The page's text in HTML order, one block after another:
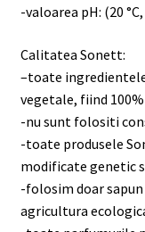
-valoarea pH: (20
Calitatea Sonett:
–toate
vegetale, fiind
-nu sunt folositi
-toate produsele
modificate genetic
-folosim doar
agricultura